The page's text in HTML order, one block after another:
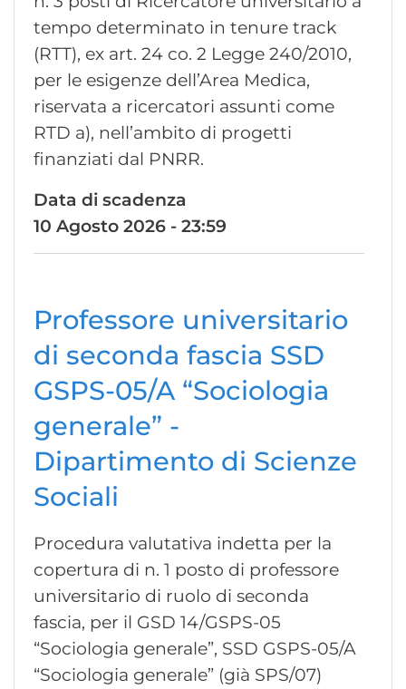
tempo determinato in tenure track
(RTT), ex art. 24 co. 2 Legge 240/2010,
per le esigenze dell’Area Medica,
riservata a ricercatori assunti come
RTD a), nell’ambito di progetti
finanziati dal PNRR.
Data di scadenza
10 Agosto 2026 - 23:59
Professore universitario
di seconda fascia SSD
GSPS-05/A “Sociologia
generale” -
Dipartimento di Scienze
Sociali
Procedura valutativa indetta per la
copertura di n. 1 posto di professore
universitario di ruolo di seconda
fascia, per il GSD 14/GSPS-05
“Sociologia generale”, SSD GSPS-05/A
“Sociologia generale” (già SPS/07)